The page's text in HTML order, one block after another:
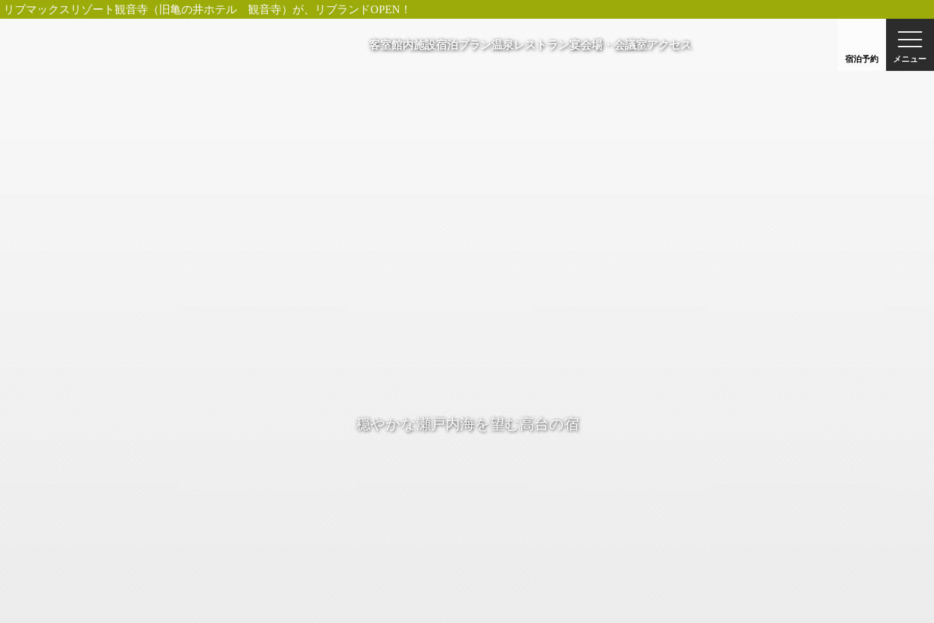
リブマックスリゾート観音寺（旧亀の井ホテル 観音寺）が、リブランドOPEN！
客室館内施設宿泊プラン温泉レストラン宴会場・会議室アクセス
宿泊予約 メニュー
穏やかな瀬戸内海を望む高台の宿